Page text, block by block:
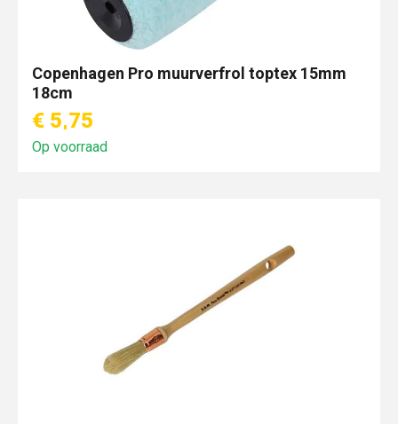
Copenhagen Pro muurverfrol toptex 15mm
18cm
€ 5,75
Op voorraad